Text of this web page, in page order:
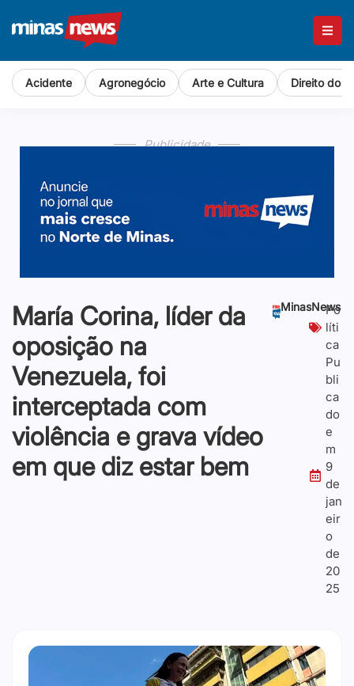
Acidente Agronegócio Arte e Cultura Direito do
Publicidade
Publicidade
Publicidade
Publicidade
MinasNews
Po
líti
ca
Pu
bli
ca
do
e
m
9
de
jan
eir
o
de
20
25
María Corina, líder da
oposição na
Venezuela, foi
interceptada com
violência e grava vídeo
em que diz estar bem